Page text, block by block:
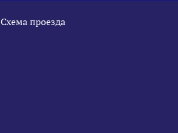
Схема проезда